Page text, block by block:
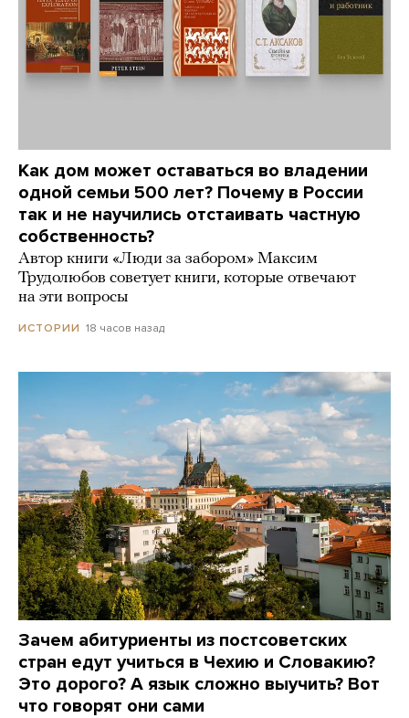
Как дом может оставаться во владении
одной семьи 500 лет? Почему в России
так и не научились отстаивать частную
собственность?
Автор книги «Люди за забором» Максим
Трудолюбов советует книги, которые отвечают
на эти вопросы
ИСТОРИИ 18 часов назад
Зачем абитуриенты из постсоветских
стран едут учиться в Чехию и Словакию?
Это дорого? А язык сложно выучить? Вот
что говорят они сами